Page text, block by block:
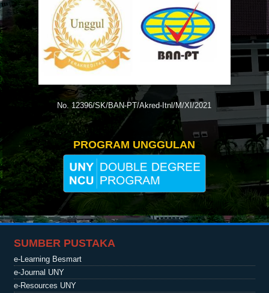
No. 12396/SK/BAN-PT/Akred-Itnl/M/XI/2021
PROGRAM UNGGULAN
SUMBER PUSTAKA
e-Learning Besmart
e-Journal UNY
e-Resources UNY